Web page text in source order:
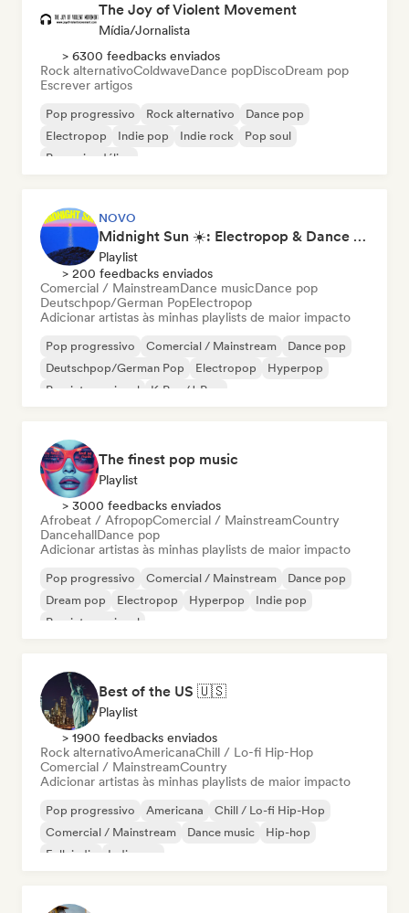
The Joy of Violent Movement
Mídia/Jornalista
> 6300 feedbacks enviados
Rock alternativoColdwaveDance popDiscoDream pop
Escrever artigos
Pop progressivo Rock alternativo
Dance pop
Electropop
Indie pop Indie rock
Pop soul
Pop psicodélico
NOVO
Midnight Sun ☀️: Electropop & Dance Pop
Playlist
> 200 feedbacks enviados
Comercial / MainstreamDance musicDance pop
Deutschpop/German PopElectropop
Adicionar artistas às minhas playlists de maior impacto
Pop progressivo Comercial / Mainstream
Dance pop
Deutschpop/German Pop
Electropop
Hyperpop
Pop internacional
K-Pop/J-Pop
The finest pop music
Playlist
> 3000 feedbacks enviados
Afrobeat / AfropopComercial / MainstreamCountry
DancehallDance pop
Adicionar artistas às minhas playlists de maior impacto
Pop progressivo Comercial / Mainstream
Dance pop
Dream pop
Electropop Hyperpop
Indie pop
Pop internacional
Best of the US 🇺🇸
Playlist
> 1900 feedbacks enviados
Rock alternativoAmericanaChill / Lo-fi Hip-Hop
Comercial / MainstreamCountry
Adicionar artistas às minhas playlists de maior impacto
Pop progressivo Americana
Chill / Lo-fi Hip-Hop
Comercial / Mainstream
Dance music
Hip-hop
Folk indie
Indie pop